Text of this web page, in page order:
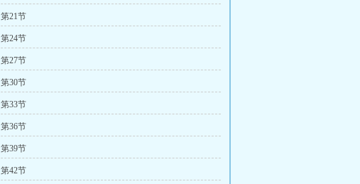
第21节
第24节
第27节
第30节
第33节
第36节
第39节
第42节